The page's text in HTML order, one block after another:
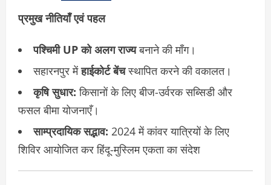
प्रमुख नीतियाँ एवं पहल
पश्चिमी UP को अलग राज्यबनाने की माँग।
सहारनपुर मेंहाईकोर्ट बेंचस्थापित करने की वकालत।
कृषि सुधार: किसानों के लिए बीज-उर्वरक सब्सिडी और
फसल बीमा योजनाएँ।
साम्प्रदायिक सद्भाव: 2024 में कांवर यात्रियों के लिए
शिविर आयोजित कर हिंदू-मुस्लिम एकता का संदेश